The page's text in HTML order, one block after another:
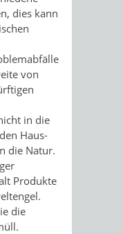
dies kann
von
in die
Haus-
die Natur.
Produkte
die